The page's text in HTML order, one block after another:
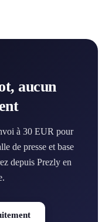
aucun
à 30 EUR pour
de presse et base
depuis Prezly en